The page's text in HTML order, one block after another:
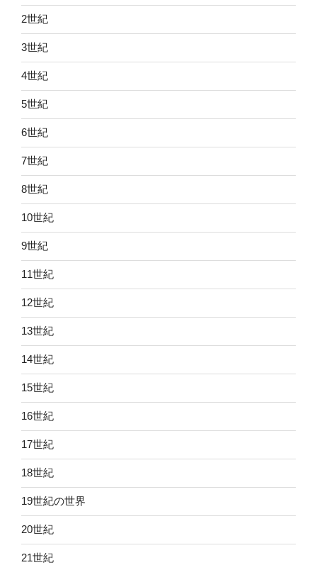
2世紀
3世紀
4世紀
5世紀
6世紀
7世紀
8世紀
10世紀
9世紀
11世紀
12世紀
13世紀
14世紀
15世紀
16世紀
17世紀
18世紀
19世紀の世界
20世紀
21世紀